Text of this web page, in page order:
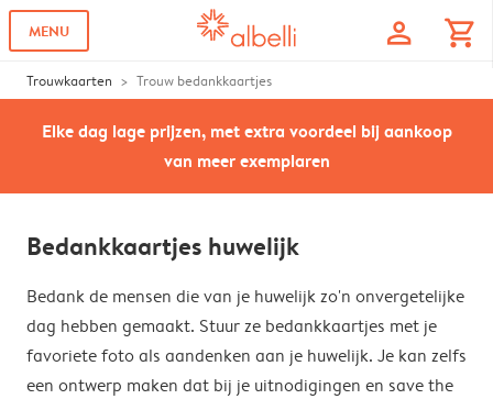
MENU profile shopping_cart
Trouwkaarten Trouw bedankkaartjes
Elke dag lage prijzen, met extra voordeel bij aankoop
van meer exemplaren
Bedankkaartjes huwelijk
Bedank de mensen die van je huwelijk zo'n onvergetelijke
dag hebben gemaakt. Stuur ze bedankkaartjes met je
favoriete foto als aandenken aan je huwelijk. Je kan zelfs
een ontwerp maken dat bij je uitnodigingen en save the